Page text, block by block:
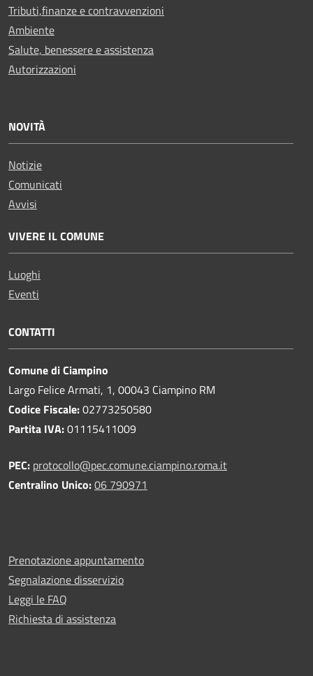
Tributi,finanze e contravvenzioni
Ambiente
Salute, benessere e assistenza
Autorizzazioni
NOVITÀ
Notizie
Comunicati
Avvisi
VIVERE IL COMUNE
Luoghi
Eventi
CONTATTI
Comune di Ciampino
Largo Felice Armati, 1, 00043 Ciampino RM
Codice Fiscale:02773250580
Partita IVA:01115411009
PEC: protocollo@pec.comune.ciampino.roma.it
Centralino Unico:06 790971
Prenotazione appuntamento
Segnalazione disservizio
Leggi le FAQ
Richiesta di assistenza